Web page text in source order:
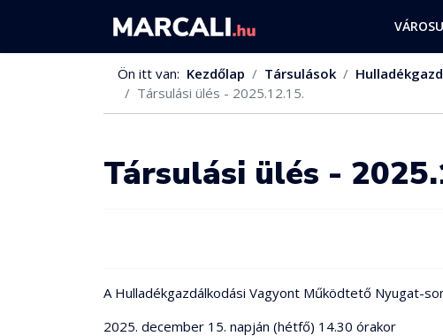
Ön itt van: Kezdőlap Társulások
Társulási ülés - 2025.12.15.
Társulási ülés -
A Hulladékgazdálkodási Vagyont Működtető Nyugat-
2025. december 15. napján (hétfő) 14.30 órakor